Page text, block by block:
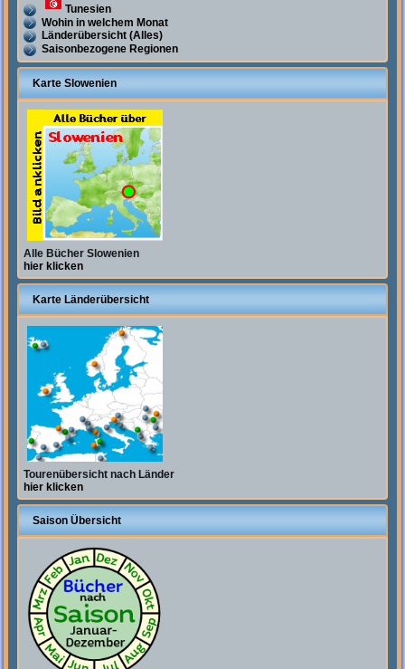
Tunesien
Wohin in welchem Monat
Länderübersicht (Alles)
Saisonbezogene Regionen
Karte Slowenien
Alle Bücher Slowenien
hier klicken
Karte Länderübersicht
Tourenübersicht nach Länder
hier klicken
Saison Übersicht